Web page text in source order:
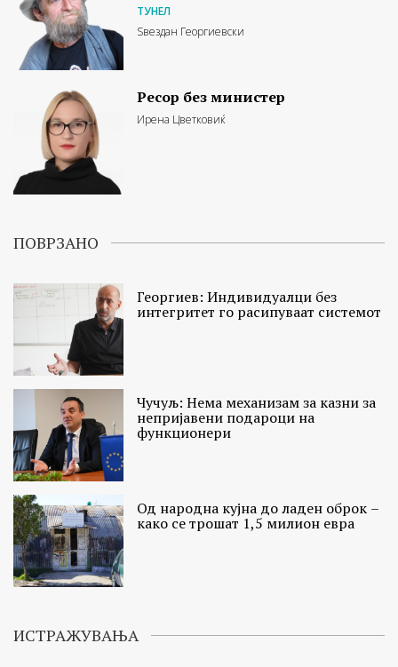
ТУНЕЛ
Ѕвездан Георгиевски
Ресор без министер
Ирена Цветковиќ
ПОВРЗАНО
Георгиев: Индивидуалци без
интегритет го расипуваат системот
Чучуљ: Нема механизам за казни за
непријавени подароци на
функционери
Од народна кујна до ладен оброк –
како се трошат 1,5 милион евра
ИСТРАЖУВАЊА